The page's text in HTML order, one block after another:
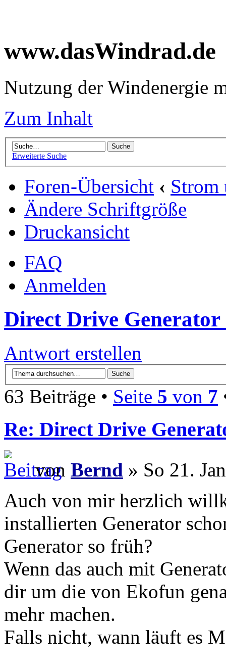
www.dasWindrad.de
Nutzung der Windenergie
Zum Inhalt
Erweiterte Suche
Foren-Übersicht ‹ Strom
Ändere Schriftgröße
Druckansicht
FAQ
Anmelden
Direct Drive Generator
Antwort erstellen
63 Beiträge • Seite 5 von 7
Re: Direct Drive
von Bernd » So 21.
Auch von mir herzlich
installierten Generator
Generator so früh?
Wenn das auch mit
dir um die von Ekofun
mehr machen.
Falls nicht, wann läuft es